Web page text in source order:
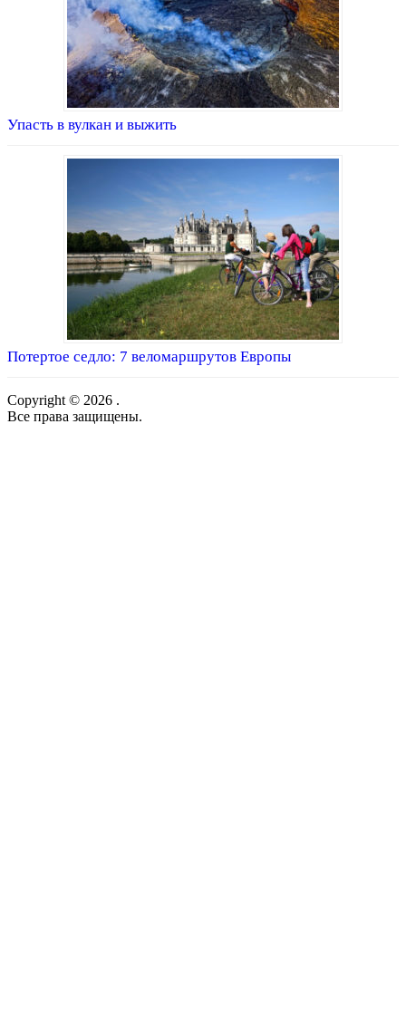
Упасть в вулкан и выжить
Потертое седло: 7 веломаршрутов Европы
Copyright © 2026 .
Все права защищены.